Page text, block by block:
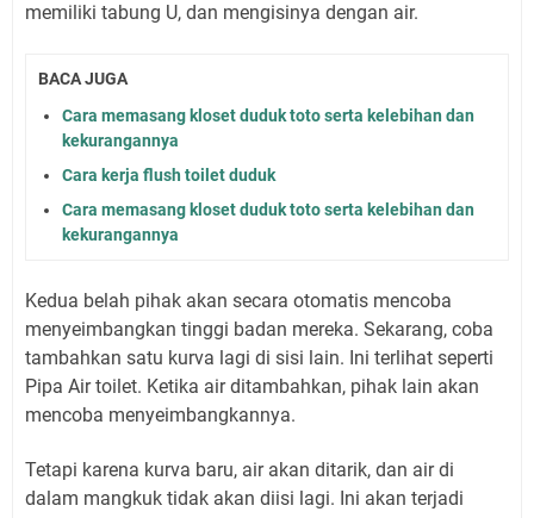
memiliki tabung U, dan mengisinya dengan air.
BACA JUGA
Cara memasang kloset duduk toto serta kelebihan dan
kekurangannya
Cara kerja flush toilet duduk
Cara memasang kloset duduk toto serta kelebihan dan
kekurangannya
Kedua belah pihak akan secara otomatis mencoba
menyeimbangkan tinggi badan mereka. Sekarang, coba
tambahkan satu kurva lagi di sisi lain. Ini terlihat seperti
Pipa Air toilet. Ketika air ditambahkan, pihak lain akan
mencoba menyeimbangkannya.
Tetapi karena kurva baru, air akan ditarik, dan air di
dalam mangkuk tidak akan diisi lagi. Ini akan terjadi